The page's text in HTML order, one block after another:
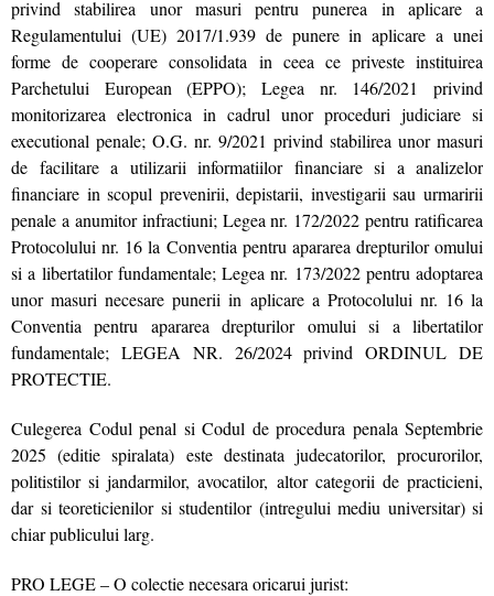
privind stabilirea unor masuri pentru punerea in aplicare a
Regulamentului (UE) 2017/1.939 de punere in aplicare a unei
forme de cooperare consolidata in ceea ce priveste instituirea
Parchetului European (EPPO); Legea nr. 146/2021 privind
monitorizarea electronica in cadrul unor proceduri judiciare si
executional penale; O.G. nr. 9/2021 privind stabilirea unor masuri
de facilitare a utilizarii informatiilor financiare si a analizelor
financiare in scopul prevenirii, depistarii, investigarii sau urmaririi
penale a anumitor infractiuni; Legea nr. 172/2022 pentru ratificarea
Protocolului nr. 16 la Conventia pentru apararea drepturilor omului
si a libertatilor fundamentale; Legea nr. 173/2022 pentru adoptarea
unor masuri necesare punerii in aplicare a Protocolului nr. 16 la
Conventia pentru apararea drepturilor omului si a libertatilor
fundamentale; LEGEA NR. 26/2024 privind ORDINUL DE
PROTECTIE.
Culegerea Codul penal si Codul de procedura penala Septembrie
2025 (editie spiralata) este destinata judecatorilor, procurorilor,
politistilor si jandarmilor, avocatilor, altor categorii de practicieni,
dar si teoreticienilor si studentilor (intregului mediu universitar) si
chiar publicului larg.
PRO LEGE – O colectie necesara oricarui jurist: